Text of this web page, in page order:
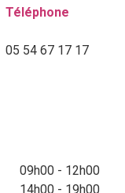
Téléphone
05 54 67 17 17
09h00 - 12h00
14h00 - 19h00